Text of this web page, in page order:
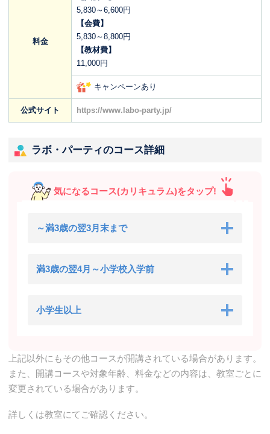
料金
5,830～6,600円
【会費】
5,830～8,800円
【教材費】
11,000円
キャンペーンあり
公式サイト https://www.labo-party.jp/
ラボ・パーティのコース詳細
気になるコース(カリキュラム)をタップ!
～満3歳の翌3月末まで
満3歳の翌4月～小学校入学前
小学生以上
上記以外にもその他コースが開講されている場合があります。
また、開講コースや対象年齢、料金などの内容は、教室ごとに
変更されている場合があります。
詳しくは教室にてご確認ください。